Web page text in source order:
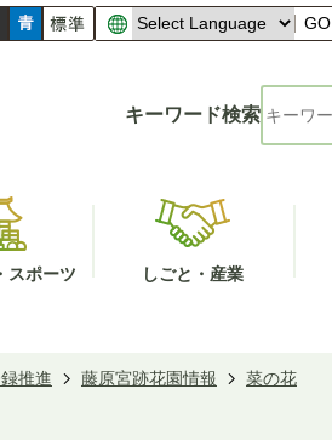
GO
キーワード検索
スポーツ しごと・産業
推進 藤原宮跡花園情報
菜の花